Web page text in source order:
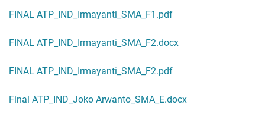
FINAL ATP_IND_Irmayanti_SMA_F1.pdf
FINAL ATP_IND_Irmayanti_SMA_F2.docx
FINAL ATP_IND_Irmayanti_SMA_F2.pdf
Final ATP_IND_Joko Arwanto_SMA_E.docx